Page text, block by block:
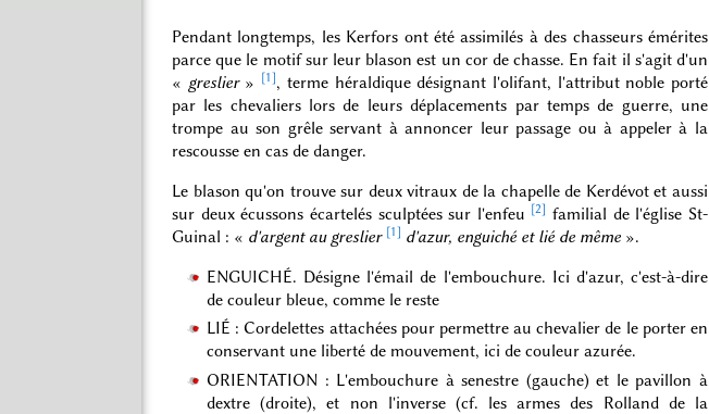
Pendant longtemps, les Kerfors ont été assimilés à des chasseurs émérites
parce que le motif sur leur blason est un cor de chasse. En fait il s'agit d'un
« greslier» [1], terme héraldique désignant l'olifant, l'attribut noble porté
par les chevaliers lors de leurs déplacements par temps de guerre, une
trompe au son grêle servant à annoncer leur passage ou à appeler à la
rescousse en cas de danger.
Le blason qu'on trouve sur deux vitraux de la chapelle de Kerdévot et aussi
sur deux écussons écartelés sculptées sur l'enfeu [2] familial de l'église St-
Guinal : « d'argent au greslier [1] d'azur, enguiché et lié de même ».
ENGUICHÉ. Désigne l'émail de l'embouchure. Ici d'azur, c'est-à-dire
de couleur bleue, comme le reste
LIÉ : Cordelettes attachées pour permettre au chevalier de le porter en
conservant une liberté de mouvement, ici de couleur azurée.
ORIENTATION : L'embouchure à senestre (gauche) et le pavillon à
dextre (droite), et non l'inverse (cf. les armes des Rolland de la